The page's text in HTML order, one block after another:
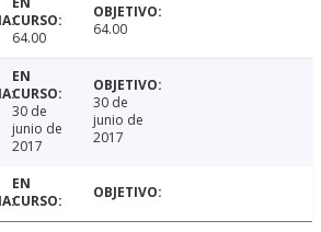
64.00 64.00
30 de
junio de
2017
30 de
junio de
2017